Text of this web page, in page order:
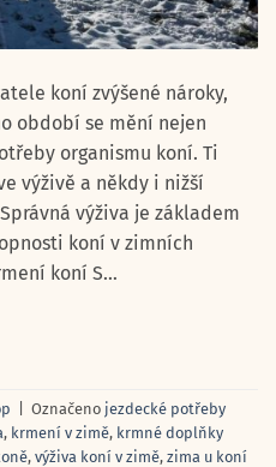
koní zvýšené nároky,
období se mění nejen
organismu koní. Ti
výživě a někdy i nižší
výživa je základem
koní v zimních
koní S…
Označeno jezdecké potřeby
, krmení v zimě, krmné doplňky
, výživa koní v zimě, zima u koní